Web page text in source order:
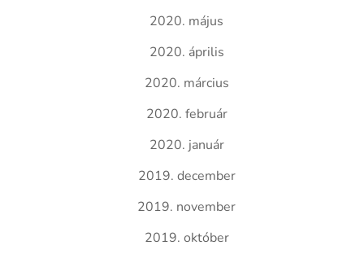
2020. május
2020. április
2020. március
2020. február
2020. január
2019. december
2019. november
2019. október